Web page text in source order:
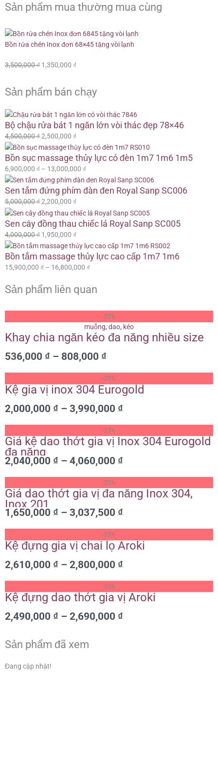
Sản phẩm mua thường mua cùng
Bồn rửa chén Inox đơn 68×45 tặng vòi lạnh
3,500,000₫ Giá
là:
3,500,000 ₫.
1,350,000 ₫
tại
là:
Sản phẩm bán chạy
Bộ chậu rửa bát 1 ngăn lớn vòi thác đẹp 78×46
4,500,000₫
Giá
gốc
là:
4,500,000 ₫.
2,500,000 ₫
Giá
hiện
là:
2,500,000 ₫.
Bồn sục massage thủy lực có đèn 1m7 1m6 1m5
6,900,000 ₫ – 13,000,000 ₫
Khoảng
giá:
6,900,000 ₫
đến
Sen tắm đứng phím đàn đen Royal Sanp SC006
5,000,000₫
Giá
gốc
là:
5,000,000 ₫.
2,200,000 ₫
Giá
hiện
là:
2,200,000 ₫.
Sen cây đồng thau chiếc lá Royal Sanp SC005
4,000,000₫
Giá
gốc
là:
4,000,000 ₫.
1,950,000 ₫
Giá
hiện
là:
1,950,000 ₫.
Bồn tắm massage thủy lực cao cấp 1m7 1m6
15,900,000 ₫ – 16,800,000 ₫
Khoảng
giá:
15,900,000 ₫
đến
Sản phẩm liên quan
-20%
Khay chia ngăn kéo đa năng nhiều size
536,000 ₫ – 808,000 ₫
Khoảng
giá:
từ
536,000 ₫
-25%
Kệ gia vị inox 304 Eurogold
2,000,000 ₫ – 3,990,000 ₫
giá:
từ
-25%
Giá kệ dao thớt gia vị Inox 304 Eurogold
đa năng
2,040,000 ₫ – 4,060,000 ₫
giá:
-25%
Giá dao thớt gia vị đa năng Inox 304,
Inox 201
1,650,000 ₫ – 3,037,500 ₫
giá:
-25%
Kệ đựng gia vị chai lọ Aroki
2,610,000 ₫ – 2,800,000 ₫
giá:
-25%
Kệ đựng dao thớt gia vị Aroki
2,490,000 ₫ – 2,690,000 ₫
giá:
từ
Sản phẩm đã xem
Đang cập nhật!